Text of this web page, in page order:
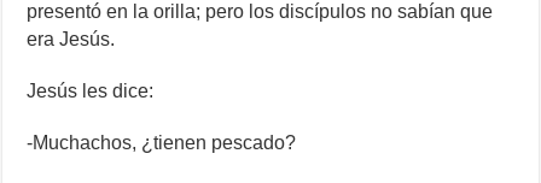
presentó en la orilla; pero los discípulos no sabían que
era Jesús.
Jesús les dice:
-Muchachos, ¿tienen pescado?